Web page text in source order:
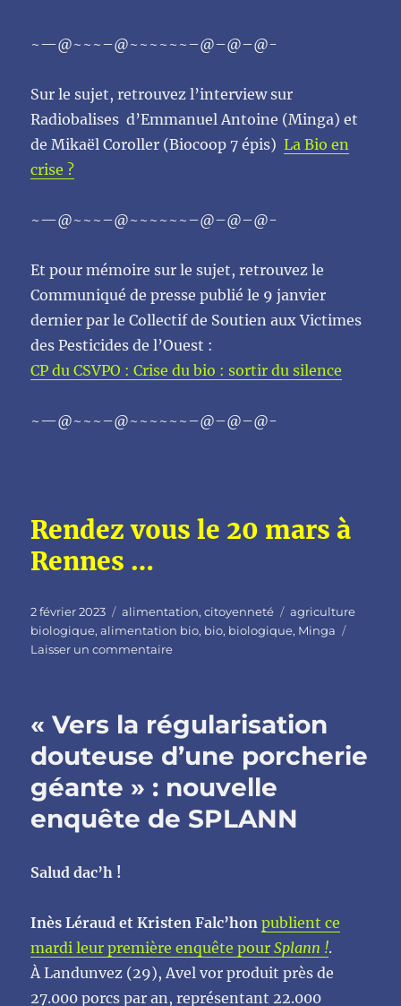
~—@~~~–@~~~~~~–@–@–@-
Sur le sujet, retrouvez l’interview sur
Radiobalises d’Emmanuel Antoine (Minga) et
de Mikaël Coroller (Biocoop 7 épis)La Bio en
crise ?
~—@~~~–@~~~~~~–@–@–@-
Et pour mémoire sur le sujet, retrouvez le
Communiqué de presse publié le 9 janvier
dernier par le Collectif de Soutien aux Victimes
des Pesticides de l’Ouest :
CP du CSVPO : Crise du bio : sortir du silence
~—@~~~–@~~~~~~–@–@–@-
Rendez vous le 20 mars à
Rennes …
Publié
le
2 février 2023 Catégories
alimentation,citoyenneté Étiquettes
agriculture
biologique,alimentation bio, bio, biologique, Minga
Laisser un commentairesur
l’alimentation
de
tous
doit
être
biologique
« Vers la régularisation
douteuse d’une porcherie
géante » : nouvelle
enquête de SPLANN
Salud dac’h !
Inès Léraud et Kristen Falc’hon publient ce
mardi leur première enquête pourSplann !.
À Landunvez (29), Avel vor produit près de
27.000 porcs par an, représentant 22.000